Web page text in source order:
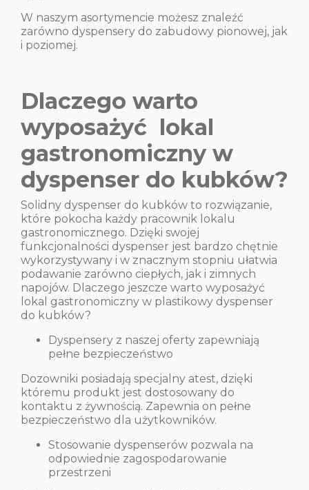
W naszym asortymencie możesz znaleźć
zarówno dyspensery do zabudowy pionowej, jak
i poziomej.
Dlaczego warto
wyposażyć lokal
gastronomiczny w
dyspenser do kubków?
Solidny dyspenser do kubków to rozwiązanie,
które pokocha każdy pracownik lokalu
gastronomicznego. Dzięki swojej
funkcjonalności dyspenser jest bardzo chętnie
wykorzystywany i w znacznym stopniu ułatwia
podawanie zarówno ciepłych, jak i zimnych
napojów. Dlaczego jeszcze warto wyposażyć
lokal gastronomiczny w plastikowy dyspenser
do kubków?
Dyspensery z naszej oferty zapewniają
pełne bezpieczeństwo
Dozowniki posiadają specjalny atest, dzięki
któremu produkt jest dostosowany do
kontaktu z żywnością. Zapewnia on pełne
bezpieczeństwo dla użytkowników.
Stosowanie dyspenserów pozwala na
odpowiednie zagospodarowanie
przestrzeni